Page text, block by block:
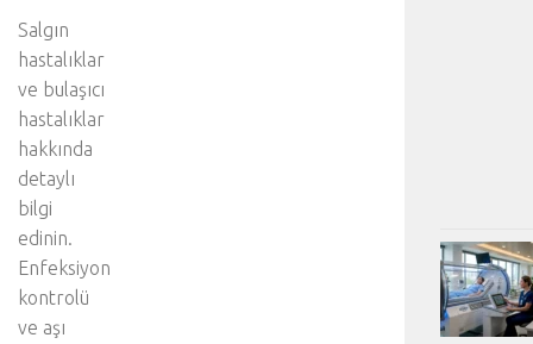
Salgın
hastalıklar
ve bulaşıcı
hastalıklar
hakkında
detaylı
bilgi
edinin.
Enfeksiyon
kontrolü
ve aşı